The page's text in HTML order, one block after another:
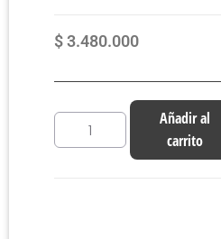
$3.480.000
Añadir al
carrito